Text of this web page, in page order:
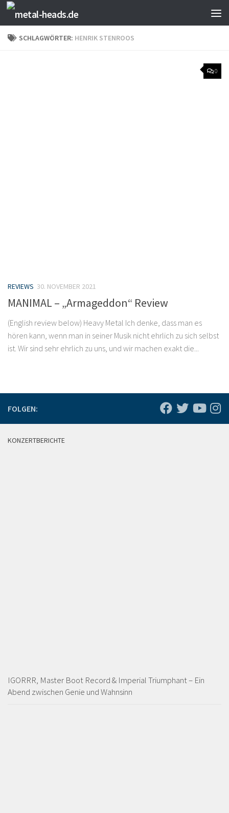
Zum Inhalt springen
SCHLAGWÖRTER: HENRIK STENROOS
0
REVIEWS 30. NOVEMBER 2021
MANIMAL – „Armageddon“ Review
(English review below) Heavy Metal Ich denke, dass man es
hören kann, wenn man in seiner Musik nicht ehrlich zu sich selbst
ist. Wir sind sehr ehrlich zu uns, und wir machen exakt die...
FOLGEN:
KONZERTBERICHTE
IGORRR, Master Boot Record & Imperial Triumphant – Ein
Abend zwischen Genie und Wahnsinn